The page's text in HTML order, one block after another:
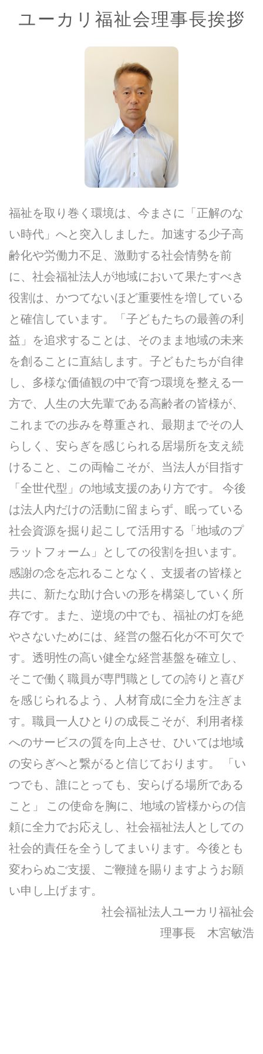
ユーカリ福祉会理事長挨拶
福祉を取り巻く環境は、今まさに「正解のな
い時代」へと突入しました。加速する少子高
齢化や労働力不足、激動する社会情勢を前
に、社会福祉法人が地域において果たすべき
役割は、かつてないほど重要性を増している
と確信しています。「子どもたちの最善の利
益」を追求することは、そのまま地域の未来
を創ることに直結します。子どもたちが自律
し、多様な価値観の中で育つ環境を整える一
方で、人生の大先輩である高齢者の皆様が、
これまでの歩みを尊重され、最期までその人
らしく、安らぎを感じられる居場所を支え続
けること、この両輪こそが、当法人が目指す
「全世代型」の地域支援のあり方です。 今後
は法人内だけの活動に留まらず、眠っている
社会資源を掘り起こして活用する「地域のプ
ラットフォーム」としての役割を担います。
感謝の念を忘れることなく、支援者の皆様と
共に、新たな助け合いの形を構築していく所
存です。また、逆境の中でも、福祉の灯を絶
やさないためには、経営の盤石化が不可欠で
す。透明性の高い健全な経営基盤を確立し、
そこで働く職員が専門職としての誇りと喜び
を感じられるよう、人材育成に全力を注ぎま
す。職員一人ひとりの成長こそが、利用者様
へのサービスの質を向上させ、ひいては地域
の安らぎへと繋がると信じております。 「い
つでも、誰にとっても、安らげる場所である
こと」 この使命を胸に、地域の皆様からの信
頼に全力でお応えし、社会福祉法人としての
社会的責任を全うしてまいります。今後とも
変わらぬご支援、ご鞭撻を賜りますようお願
い申し上げます。
社会福祉法人ユーカリ福祉会
理事長 木宮敏浩